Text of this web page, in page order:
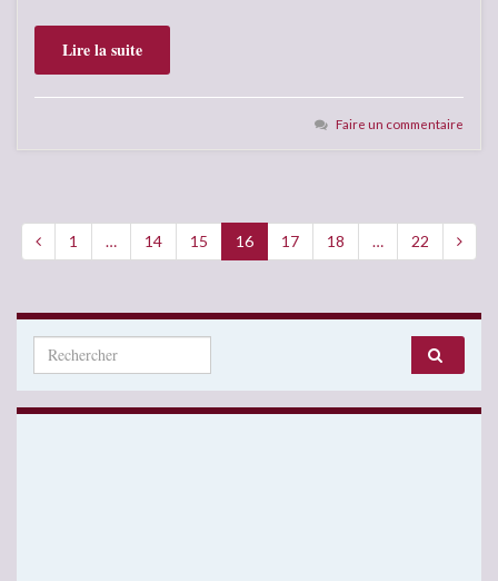
Lire la suite
Faire un commentaire
1 … 14 15 16 17 18 … 22
Search for: